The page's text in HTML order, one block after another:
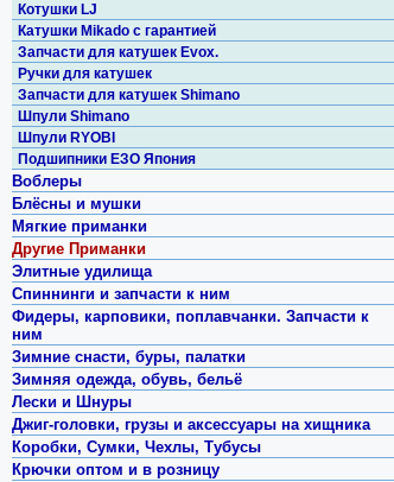
Котушки LJ
Катушки Mikado с гарантией
Запчасти для катушек Evox.
Ручки для катушек
Запчасти для катушек Shimano
Шпули Shimano
Шпули RYOBI
Подшипники ЕЗО Япония
Воблеры
Блёсны и мушки
Мягкие приманки
Другие Приманки
Элитные удилища
Спиннинги и запчасти к ним
Фидеры, карповики, поплавчанки. Запчасти к
ним
Зимние снасти, буры, палатки
Зимняя одежда, обувь, бельё
Лески и Шнуры
Джиг-головки, грузы и аксессуары на хищника
Коробки, Сумки, Чехлы, Тубусы
Крючки оптом и в розницу